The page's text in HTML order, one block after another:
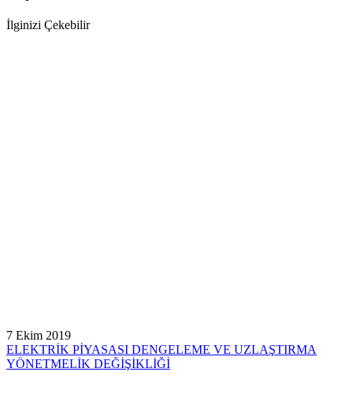
İlginizi Çekebilir
7 Ekim 2019
ELEKTRİK PİYASASI DENGELEME VE UZLAŞTIRMA
YÖNETMELİK DEĞİŞİKLİĞİ